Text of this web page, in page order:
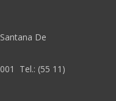
De
Tel.: (55 11)